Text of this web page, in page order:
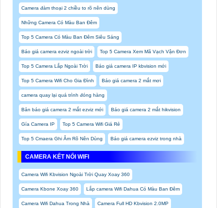
Camera đàm thoại 2 chiều to rõ nên dùng
Những Camera Có Màu Ban Đêm
Top 5 Camera Có Màu Ban Đêm Siêu Sáng
Báo giá camera ezviz ngoài trời Top 5 Camera Xem Mã Vạch Vận Đơn
Top 5 Camera Lắp Ngoài Trời Báo giá camera IP kbvision mới
Top 5 Camera Wifi Cho Gia Đình Báo giá camera 2 mắt mơi
camera quay lại quá trình đóng hàng
Bản báo giá camera 2 mắt ezviz mới Báo giá camera 2 mắt hikvision
Gía Camera IP Top 5 Camera Wifi Giá Rẻ
Top 5 Cmaera Ghi Âm Rõ Nên Dùng Báo giá camera ezviz trong nhà
CAMERA KẾT NỐI WIFI
Camera Wifi Kbvision Ngoài Trời Quay Xoay 360
Camera Kbone Xoay 360 Lắp camera Wifi Dahua Có Màu Ban Đêm
Camera Wifi Dahua Trong Nhà Camera Full HD Kbvision 2.0MP